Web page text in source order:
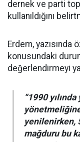
dernek ve parti
kullanıldığını
Erdem, yazısında
konusundaki
değerlendirmeyi
“1990
yenilenirken,
mağduru bu